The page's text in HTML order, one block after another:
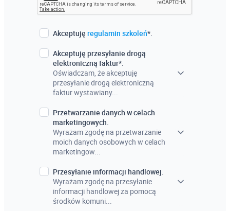
Akceptuję regulamin szkoleń*.
Akceptuję przesyłanie drogą
elektroniczną faktur*.
Oświadczam, że akceptuję
przesyłanie drogą elektroniczną
faktur wystawiany...
Przetwarzanie danych w celach
marketingowych.
Wyrażam zgodę na przetwarzanie
moich danych osobowych w celach
marketingow...
Przesyłanie informacji handlowej.
Wyrażam zgodę na przesyłanie
informacji handlowej za pomocą
środków komuni...